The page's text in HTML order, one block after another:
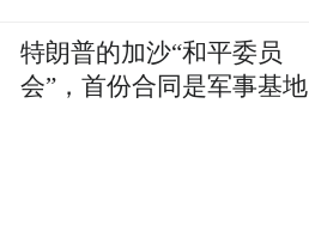
特朗普的加沙“和平委员
会”，首份合同是军事基地